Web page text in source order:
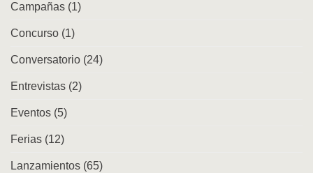
Campañas (1)
Concurso (1)
Conversatorio (24)
Entrevistas (2)
Eventos (5)
Ferias (12)
Lanzamientos (65)